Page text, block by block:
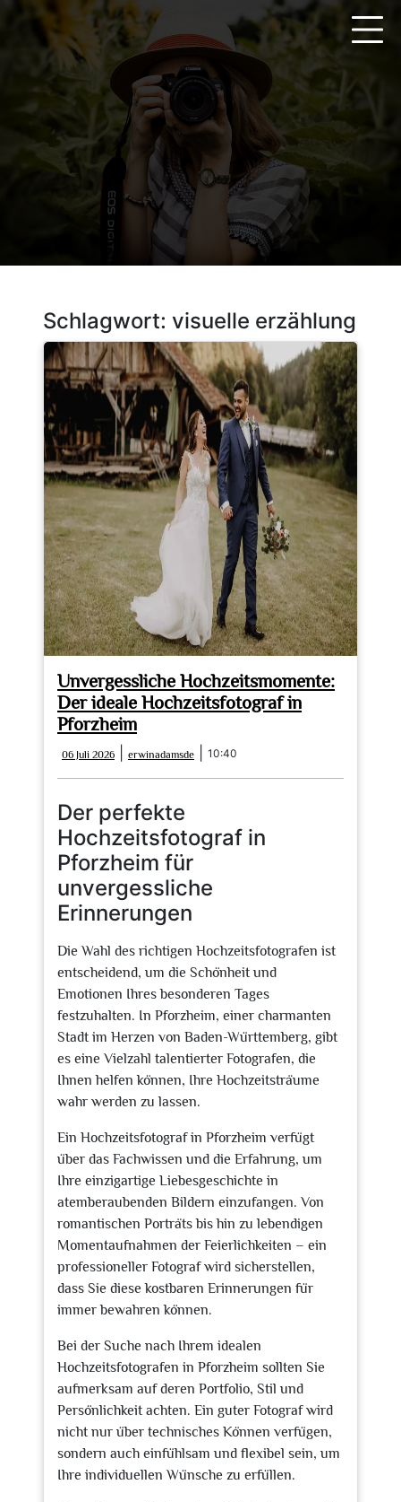
springen
Schlagwort: visuelle erzählung
Unvergessliche Hochzeitsmomente:
Der ideale Hochzeitsfotograf in
Pforzheim
06 Juli 2026
Juli
2026
erwinadamsde erwinadamsde
10:40
Der perfekte
Hochzeitsfotograf in
Pforzheim für
unvergessliche
Erinnerungen
Die Wahl des richtigen Hochzeitsfotografen ist
entscheidend, um die Schönheit und
Emotionen Ihres besonderen Tages
festzuhalten. In Pforzheim, einer charmanten
Stadt im Herzen von Baden-Württemberg, gibt
es eine Vielzahl talentierter Fotografen, die
Ihnen helfen können, Ihre Hochzeitsträume
wahr werden zu lassen.
Ein Hochzeitsfotograf in Pforzheim verfügt
über das Fachwissen und die Erfahrung, um
Ihre einzigartige Liebesgeschichte in
atemberaubenden Bildern einzufangen. Von
romantischen Porträts bis hin zu lebendigen
Momentaufnahmen der Feierlichkeiten – ein
professioneller Fotograf wird sicherstellen,
dass Sie diese kostbaren Erinnerungen für
immer bewahren können.
Bei der Suche nach Ihrem idealen
Hochzeitsfotografen in Pforzheim sollten Sie
aufmerksam auf deren Portfolio, Stil und
Persönlichkeit achten. Ein guter Fotograf wird
nicht nur über technisches Können verfügen,
sondern auch einfühlsam und flexibel sein, um
Ihre individuellen Wünsche zu erfüllen.